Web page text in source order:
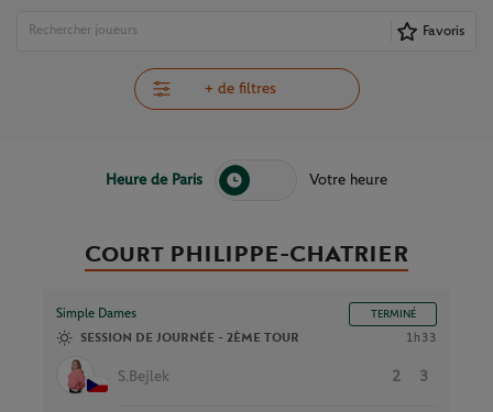
Favoris
+ de filtres
Heure de Paris Votre heure
Court PHILIPPE-CHATRIER
Simple Dames TERMINÉ
SESSION DE JOURNÉE - 2ÈME TOUR 1h33
S.Bejlek 2 3